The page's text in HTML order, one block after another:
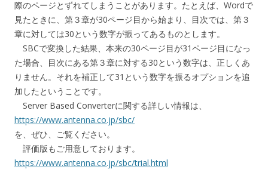
際のページとずれてしまうことがあります。たとえば、Wordで
見たときに、第３章が30ページ目から始まり、目次では、第３
章に対しては30という数字が振ってあるものとします。
SBCで変換した結果、本来の30ページ目が31ページ目になっ
た場合、目次にある第３章に対する30という数字は、正しくあ
りません。それを補正して31という数字を振るオプションを追
加したということです。
Server Based Converterに関する詳しい情報は、
https://www.antenna.co.jp/sbc/
を、ぜひ、ご覧ください。
評価版もご用意しております。
https://www.antenna.co.jp/sbc/trial.html